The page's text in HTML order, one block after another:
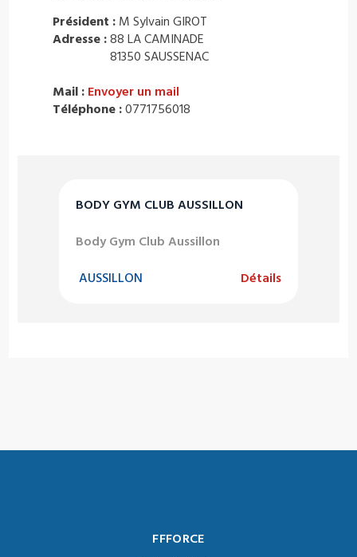
BODY GYM CLUB AUSSILLON
Body Gym Club Aussillon
AUSSILLON Détails
Président : M Sylvain GIROT
Adresse :88 LA CAMINADE
81350 SAUSSENAC
Mail : Envoyer un mail
Téléphone :0771756018
FFFORCE